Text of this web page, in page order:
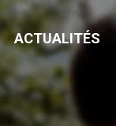
ACTUALITÉS